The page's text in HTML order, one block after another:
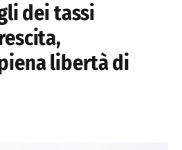
dei tassi
libertà di